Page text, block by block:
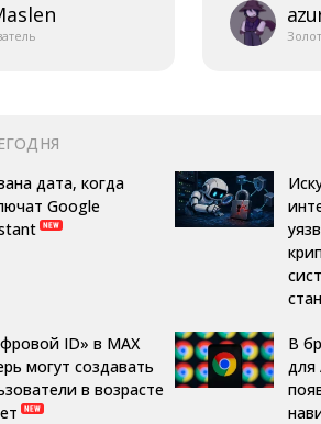
дата, когда
Google
ID» в MAX
могут создавать
в возрасте
В
для